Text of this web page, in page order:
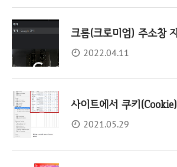
크롬(크로미엄) 주소창
2022.04.11
사이트에서 쿠키
2021.05.29